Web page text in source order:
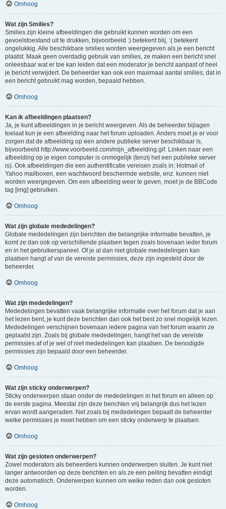
Omhoog
Wat zijn Smilies?
Smilies zijn kleine afbeeldingen die gebruikt kunnen worden om een
gevoelstoestand uit te drukken, bijvoorbeeld :) betekent blij, :( betekent
ongelukkig. Alle beschikbare smilies worden weergegeven als je een bericht
plaatst. Maak geen overdadig gebruik van smilies, ze maken een bericht snel
onleesbaar wat er toe kan leiden dat een moderator je bericht aanpast of heel
je bericht verwijdert. De beheerder kan ook een maximaal aantal smilies, dat in
een bericht gebruikt mag worden, bepaald hebben.
Omhoog
Kan ik afbeeldingen plaatsen?
Ja, je kunt afbeeldingen in je bericht weergeven. Als de beheerder bijlagen
toelaat kun je een afbeelding naar het forum uploaden. Anders moet je er voor
zorgen dat de afbeelding op een andere publieke server beschikbaar is,
bijvoorbeeld http://www.voorbeeld.com/mijn_afbeelding.gif. Linken naar een
afbeelding op je eigen computer is onmogelijk (tenzij het een publieke server
is). Ook afbeeldingen die een authentificatie vereisen zoals in: Hotmail of
Yahoo mailboxen, een wachtwoord beschermde website, enz. kunnen niet
worden weergegeven. Om een afbeelding weer te geven, moet je de BBCode
tag [img] gebruiken.
Omhoog
Wat zijn globale mededelingen?
Globale mededelingen zijn berichten die belangrijke informatie bevatten, je
komt ze dan ook op verschillende plaatsen tegen zoals bovenaan ieder forum
en in het gebruikerspaneel. Of je al dan niet globale mededelingen kan
plaatsen hangt af van de vereiste permissies, deze zijn ingesteld door de
beheerder.
Omhoog
Wat zijn mededelingen?
Mededelingen bevatten vaak belangrijke informatie over het forum dat je aan
het lezen bent, je kunt deze berichten dan ook het best zo snel mogelijk lezen.
Mededelingen verschijnen bovenaan iedere pagina van het forum waarin ze
geplaatst zijn. Zoals bij globale mededelingen, hangt het van de vereiste
permissies af of je wel of niet mededelingen kan plaatsen. De benodigde
permissies zijn bepaald door een beheerder.
Omhoog
Wat zijn sticky onderwerpen?
Sticky onderwerpen staan onder de mededelingen in het forum en alleen op
de eerste pagina. Meestal zijn deze berichten vrij belangrijk dus het lezen
ervan wordt aangeraden. Net zoals bij mededelingen bepaalt de beheerder
welke permissies je moet hebben om een sticky onderwerp te plaatsen.
Omhoog
Wat zijn gesloten onderwerpen?
Zowel moderators als beheerders kunnen onderwerpen sluiten. Je kunt niet
langer antwoorden op deze berichten en als ze een peiling bevatten eindigt
deze automatisch. Onderwerpen kunnen om welke reden dan ook gesloten
worden.
Omhoog